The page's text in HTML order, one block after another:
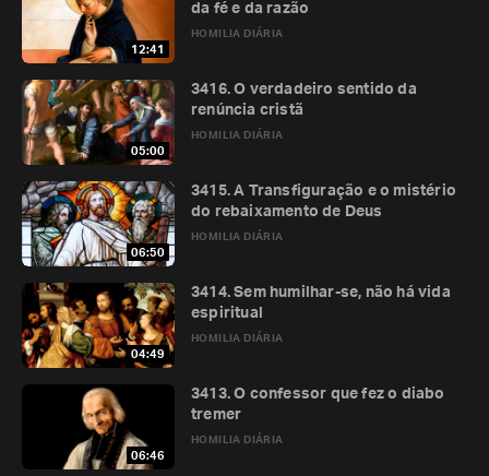
12:41
HOMILIA DIÁRIA
da fé e da razão
05:00
HOMILIA DIÁRIA
3416. O verdadeiro sentido da
renúncia cristã
06:50
HOMILIA DIÁRIA
3415. A Transfiguração e o mistério
do rebaixamento de Deus
04:49
HOMILIA DIÁRIA
3414. Sem humilhar-se, não há vida
espiritual
06:46
HOMILIA DIÁRIA
3413. O confessor que fez o diabo
tremer